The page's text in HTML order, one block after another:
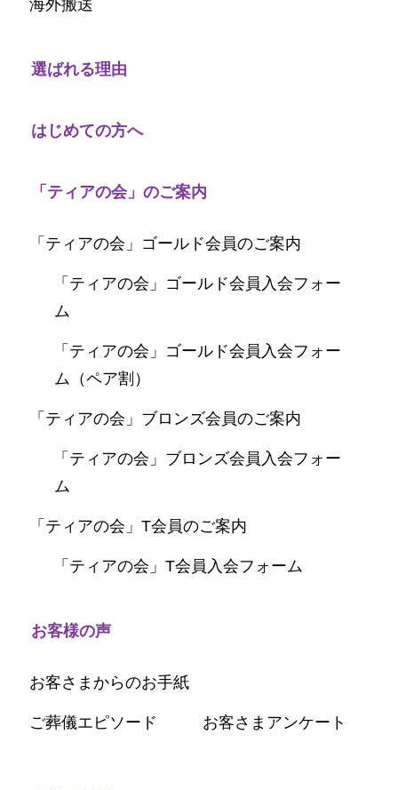
海外搬送
選ばれる理由
はじめての方へ
「ティアの会」のご案内
「ティアの会」ゴールド会員のご案内
「ティアの会」ゴールド会員入会フォー
ム
「ティアの会」ゴールド会員入会フォー
ム（ペア割）
「ティアの会」ブロンズ会員のご案内
「ティアの会」ブロンズ会員入会フォー
ム
「ティアの会」T会員のご案内
「ティアの会」T会員入会フォーム
お客様の声
お客さまからのお手紙
ご葬儀エピソード お客さまアンケート